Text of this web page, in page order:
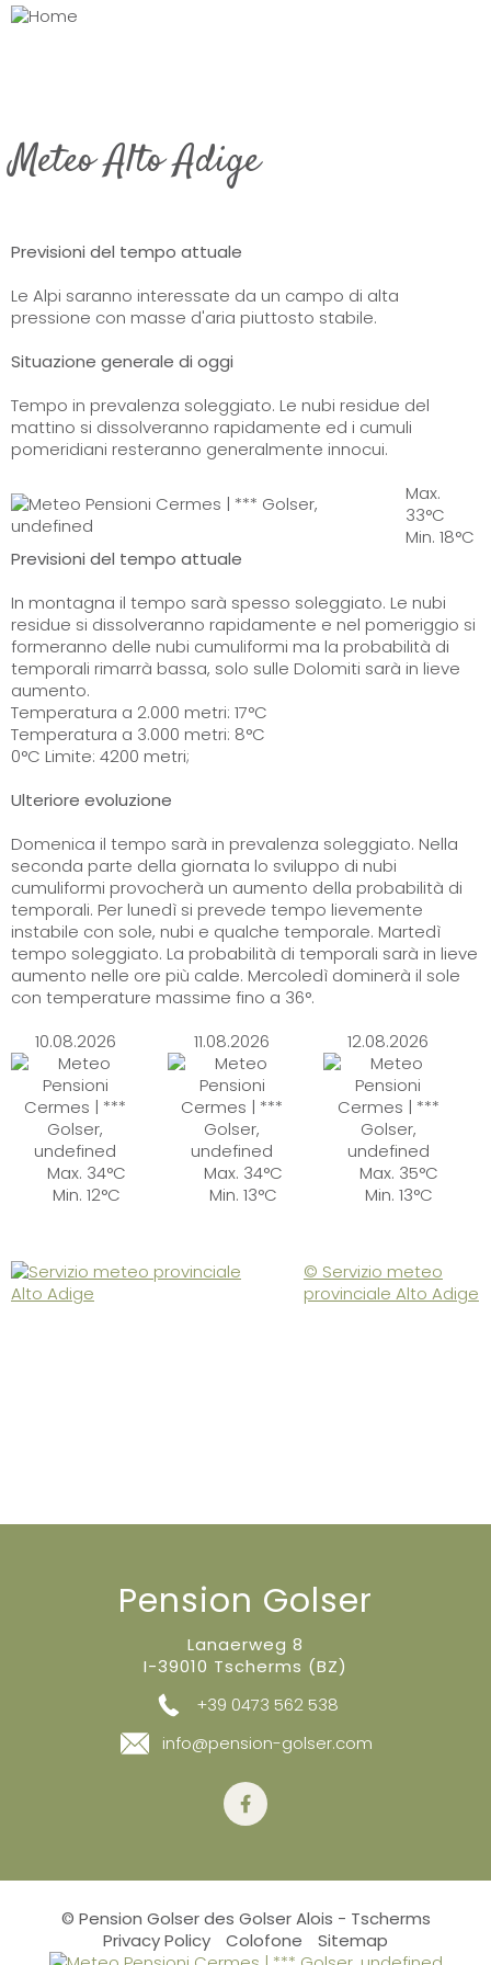
Meteo Alto Adige
Previsioni del tempo attuale
Le Alpi saranno interessate da un campo di alta
pressione con masse d'aria piuttosto stabile.
Situazione generale di oggi
Tempo in prevalenza soleggiato. Le nubi residue del
mattino si dissolveranno rapidamente ed i cumuli
pomeridiani resteranno generalmente innocui.
Max.
33°C
Min. 18°C
Previsioni del tempo attuale
In montagna il tempo sarà spesso soleggiato. Le nubi
residue si dissolveranno rapidamente e nel pomeriggio si
formeranno delle nubi cumuliformi ma la probabilità di
temporali rimarrà bassa, solo sulle Dolomiti sarà in lieve
aumento.
Temperatura a 2.000 metri: 17°C
Temperatura a 3.000 metri: 8°C
0°C Limite: 4200 metri;
Ulteriore evoluzione
Domenica il tempo sarà in prevalenza soleggiato. Nella
seconda parte della giornata lo sviluppo di nubi
cumuliformi provocherà un aumento della probabilità di
temporali. Per lunedì si prevede tempo lievemente
instabile con sole, nubi e qualche temporale. Martedì
tempo soleggiato. La probabilità di temporali sarà in lieve
aumento nelle ore più calde. Mercoledì dominerà il sole
con temperature massime fino a 36°.
10.08.2026
Max. 34°C
Min. 12°C
11.08.2026
Max. 34°C
Min. 13°C
12.08.2026
Max. 35°C
Min. 13°C
© Servizio meteo
provinciale Alto Adige
Pension Golser
Lanaerweg 8
I-39010 Tscherms (BZ)
+39 0473 562 538
info@pension-golser.com
© Pension Golser des Golser Alois - Tscherms
Privacy Policy
Colofone Sitemap